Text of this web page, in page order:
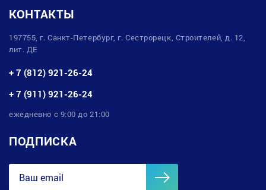
КОНТАКТЫ
197755, г. Санкт-Петербург, г. Сестрорецк, Строителей, д. 12,
лит. ДЕ
+ 7 (812) 921-26-24
+ 7 (911) 921-26-24
ежедневно с 9:00 до 21:00
ПОДПИСКА